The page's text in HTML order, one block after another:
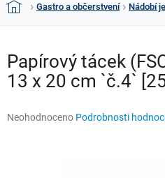
DomůGastro a občerstvení Nádobí
Papírový tácek
13 x 20 cm `č.4`
Průměrné
Neohodnoceno Podrobnosti